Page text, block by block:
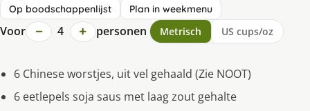
Op boodschappenlijst Plan in weekmenu
Voor − 4 + personen Metrisch US cups/oz
6 Chinese worstjes, uit vel gehaald (Zie NOOT)
6 eetlepels soja saus met laag zout gehalte